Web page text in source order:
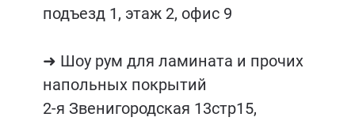
подъезд 1, этаж 2, офис 9
➜ Шоу рум для ламината и прочих
напольных покрытий
2-я Звенигородская 13стр15,